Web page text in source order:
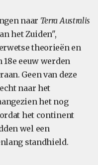
naar Terra Australis
het Zuiden",
theorieën en
18e eeuw werden
Geen van deze
naar het
het nog
het continent
wel een
standhield.